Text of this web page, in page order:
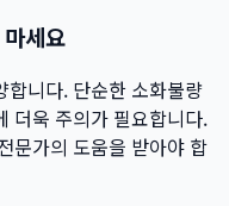
세요
합니다. 단순한 소화불량
더욱 주의가 필요합니다.
문가의 도움을 받아야 합